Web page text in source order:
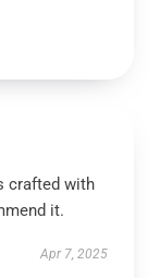
crafted with
it.
Apr 7, 2025